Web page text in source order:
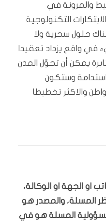
والمرونة في
التكنولوجية
حلول سحرية ولا
في واقع يزداد تعقيدا
يمكن أن تحوّل المدن
وستكون
والاكثر تخطيطا
او الجهة او الوكالة،
المسلة، والمصدر هو
المسلة هو في